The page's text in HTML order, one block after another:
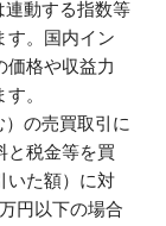
連動する指数等
す。国内イン
価格や収益力
。
の売買取引に
と税金等を買
いた額）に対
円以下の場合